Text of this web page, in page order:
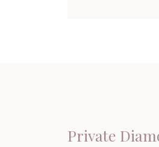
Private